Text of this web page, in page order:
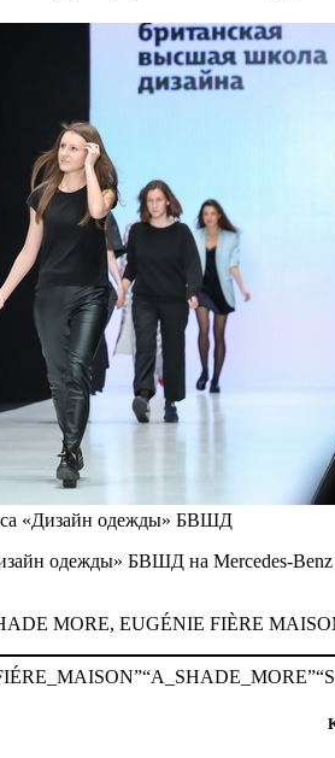
«Дизайн одежды» БВШД
одежды» БВШД на Mercedes-Benz
MORE, EUGÉNIE FIÈRE
“A_SHADE_MORE”